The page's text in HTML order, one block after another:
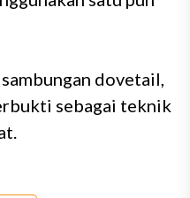
dovetail,
sebagai teknik